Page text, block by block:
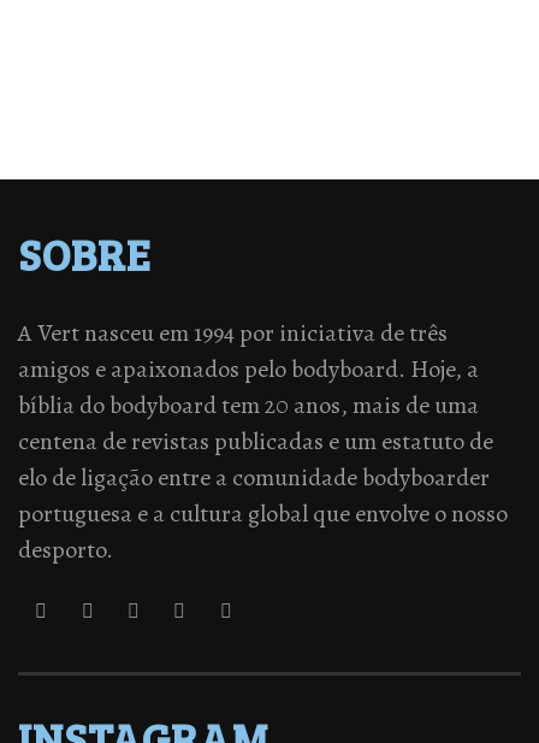
SOBRE
A Vert nasceu em 1994 por iniciativa de três
amigos e apaixonados pelo bodyboard. Hoje, a
bíblia do bodyboard tem 20 anos, mais de uma
centena de revistas publicadas e um estatuto de
elo de ligação entre a comunidade bodyboarder
portuguesa e a cultura global que envolve o nosso
desporto.